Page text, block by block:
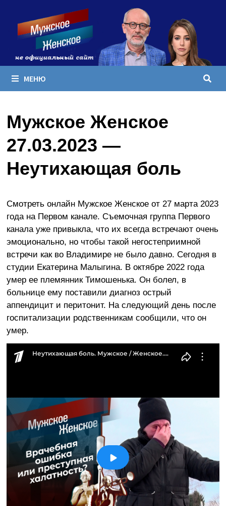
содержимому
МЕНЮ
Мужское Женское
27.03.2023 —
Неутихающая боль
Смотреть онлайн Мужское Женское от 27 марта 2023
года на Первом канале. Съемочная группа Первого
канала уже привыкла, что их всегда встречают очень
эмоционально, но чтобы такой негостеприимной
встречи как во Владимире не было давно. Сегодня в
студии Екатерина Малыгина. В октябре 2022 года
умер ее племянник Тимошенька. Он болел, в
больнице ему поставили диагноз острый
аппендицит и перитонит. На следующий день после
госпитализации родственникам сообщили, что он
умер.